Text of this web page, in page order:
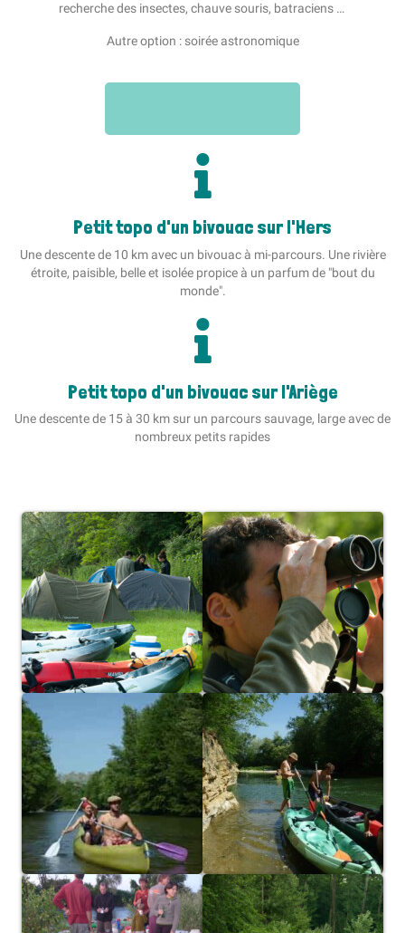
recherche des insectes, chauve souris, batraciens …
Autre option : soirée astronomique
Petit topo d'un bivouac sur l'Hers
Une descente de 10 km avec un bivouac à mi-parcours. Une rivière
étroite, paisible, belle et isolée propice à un parfum de "bout du
monde".
Petit topo d'un bivouac sur l'Ariège
Une descente de 15 à 30 km sur un parcours sauvage, large avec de
nombreux petits rapides